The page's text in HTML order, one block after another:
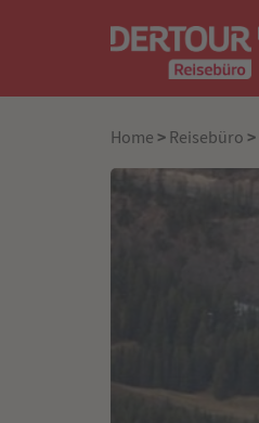
Home > Reisebüro >